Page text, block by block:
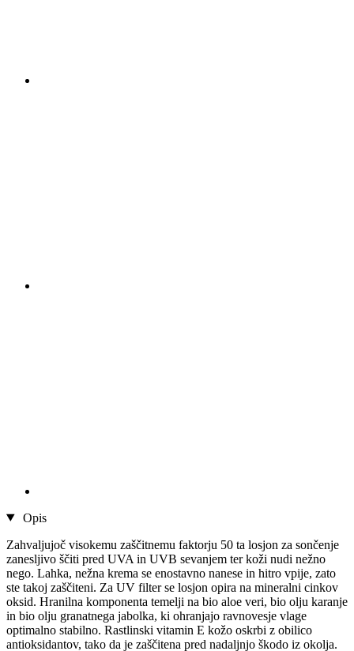
Opis
Zahvaljujoč visokemu zaščitnemu faktorju 50 ta losjon za sončenje
zanesljivo ščiti pred UVA in UVB sevanjem ter koži nudi nežno
nego. Lahka, nežna krema se enostavno nanese in hitro vpije, zato
ste takoj zaščiteni. Za UV filter se losjon opira na mineralni cinkov
oksid. Hranilna komponenta temelji na bio aloe veri, bio olju karanje
in bio olju granatnega jabolka, ki ohranjajo ravnovesje vlage
optimalno stabilno. Rastlinski vitamin E kožo oskrbi z obilico
antioksidantov, tako da je zaščitena pred nadaljnjo škodo iz okolja.